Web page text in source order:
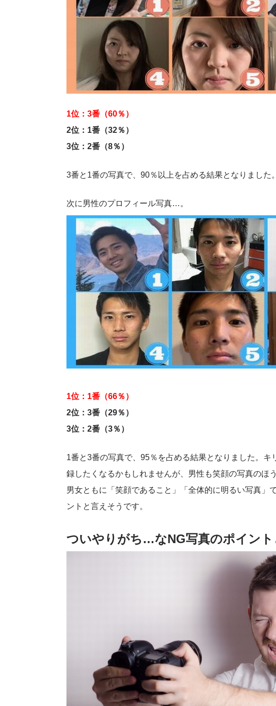
1位：3番（60％）
2位：1番（32％）
3位：2番（8％）
3番と1番の写真で、90％以上を占める結果となりました
次に男性のプロフィール写真…。
1位：1番（66％）
2位：3番（29％）
3位：2番（3％）
1番と3番の写真で、95％を占める結果となりました。キ
録したくなるかもしれませんが、男性も笑顔の写真のほ
男女ともに「笑顔であること」「全体的に明るい写真」
ントと言えそうです。
ついやりがち…なNG写真のポイント